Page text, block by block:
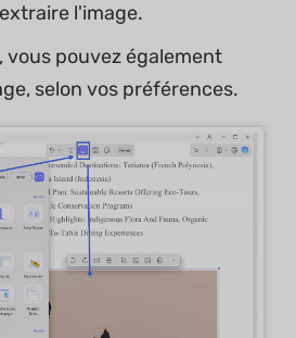
l'image.
vous pouvez également
selon vos préférences.